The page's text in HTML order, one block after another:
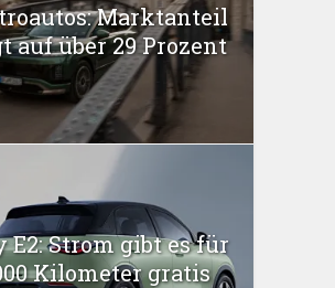
Marktanteil
auf über 29 Prozent
E2: Strom gibt es für
Kilometer gratis